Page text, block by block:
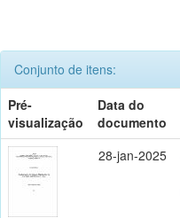
Conjunto de itens:
Pré-
visualização
Data do
documento
28-jan-2025